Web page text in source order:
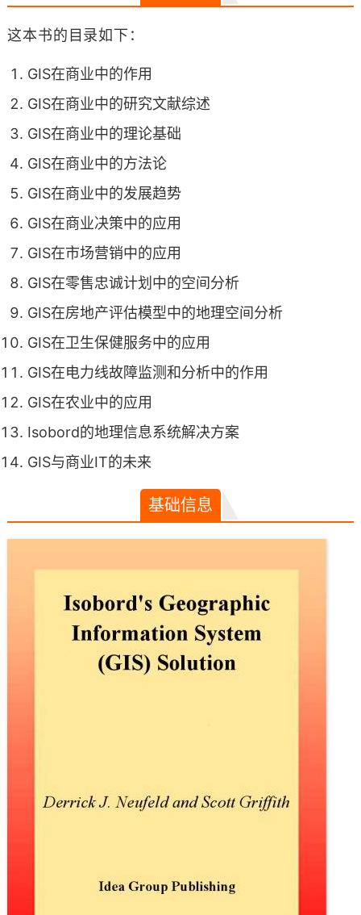
这本书的目录如下：
GIS在商业中的作用
GIS在商业中的研究文献综述
GIS在商业中的理论基础
GIS在商业中的方法论
GIS在商业中的发展趋势
GIS在商业决策中的应用
GIS在市场营销中的应用
GIS在零售忠诚计划中的空间分析
GIS在房地产评估模型中的地理空间分析
GIS在卫生保健服务中的应用
GIS在电力线故障监测和分析中的作用
GIS在农业中的应用
Isobord的地理信息系统解决方案
GIS与商业IT的未来
基础信息